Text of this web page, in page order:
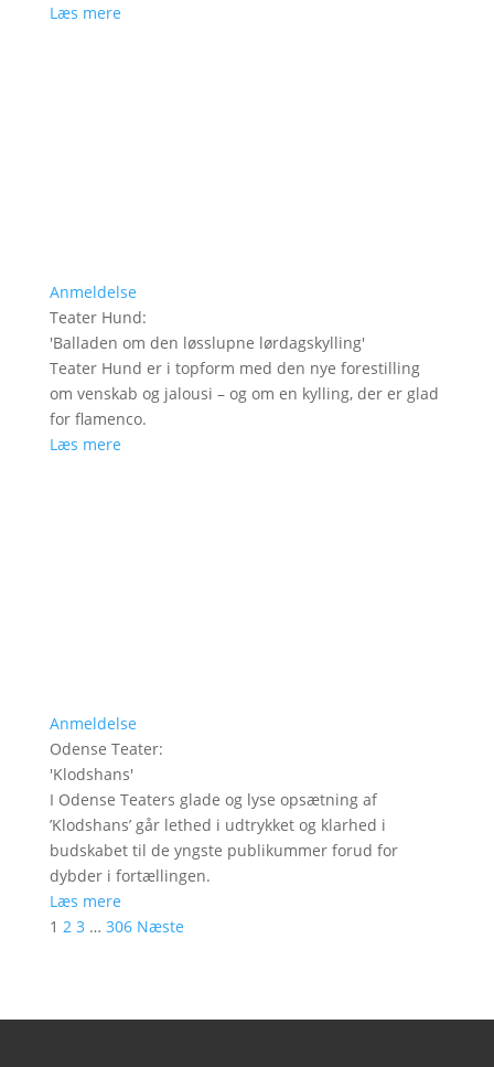
Læs mere
Anmeldelse
Teater Hund:
'Balladen om den løsslupne lørdagskylling'
Teater Hund er i topform med den nye forestilling
om venskab og jalousi – og om en kylling, der er glad
for flamenco.
Læs mere
Anmeldelse
Odense Teater:
'Klodshans'
I Odense Teaters glade og lyse opsætning af
’Klodshans’ går lethed i udtrykket og klarhed i
budskabet til de yngste publikummer forud for
dybder i fortællingen.
Læs mere
1 2 3 … 306 Næste